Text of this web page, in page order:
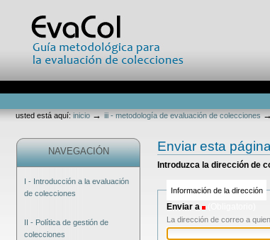
contenido.
Personales
usted está aquí: inicio →iii - metodología de evaluación de colecciones
NAVEGACIÓN
I - Introducción a la evaluación
de colecciones
II - Política de gestión de
colecciones
Enviar esta
Introduzca la dirección de
Información de la dirección
Enviar a
La dirección de correo a